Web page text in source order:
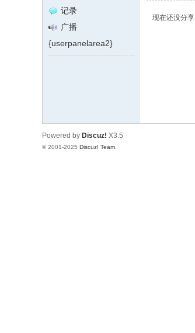
晨
脑
维
记录
广播
{userpanelarea2}
现在还没分享
Powered by Discuz! X3.5
© 2001-2025 Discuz! Team